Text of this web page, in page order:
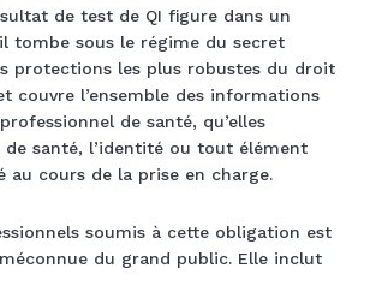
de test de QI figure dans un
tombe sous le régime du secret
protections les plus robustes du droit
couvre l’ensemble des informations
de santé, qu’elles
de santé, l’identité ou tout élément
au cours de la prise en charge.
soumis à cette obligation est
du grand public. Elle inclut